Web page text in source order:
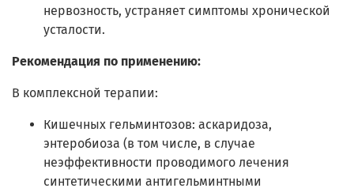
нервозность, устраняет симптомы хронической
усталости.
Рекомендация по применению:
В комплексной терапии:
Кишечных гельминтозов: аскаридоза,
энтеробиоза (в том числе, в случае
неэффективности проводимого лечения
синтетическими антигельминтными